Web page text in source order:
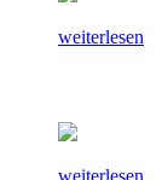
weiterlesen
weiterlesen